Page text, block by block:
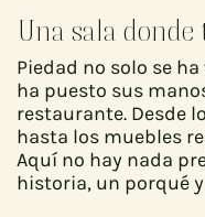
Una sala donde
Piedad no solo se
ha puesto sus
restaurante. Desde
hasta los muebles
Aquí no hay nada
historia, un porqué